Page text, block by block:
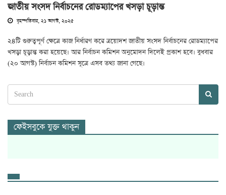
জাতীয় সংসদ নির্বাচনের রোডম্যাপের খসড়া চূড়ান্ত
বৃহস্পতিবার, ২১ আগস্ট, ২০২৫
২৪টি গুরুত্বপূর্ণ ক্ষেত্রে কাজ নির্ধারণ করে ত্রয়োদশ জাতীয় সংসদ নির্বাচনের রোডম্যাপের
খসড়া চূড়ান্ত করা হয়েছে। আর নির্বাচন কমিশন অনুমোদন দিলেই প্রকাশ হবে। বুধবার
(২০ আগস্ট) নির্বাচন কমিশন সূত্রে এসব তথ্য জানা গেছে।
ফেইসবুকে যুক্ত থাকুন